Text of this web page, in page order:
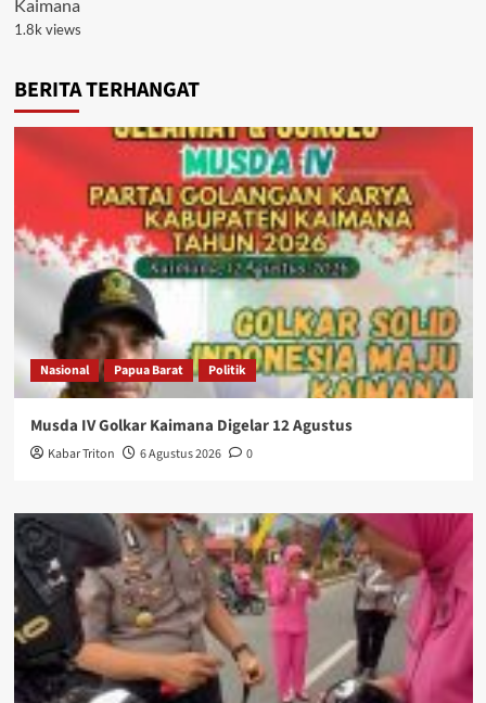
Kaimana
1.8k views
BERITA TERHANGAT
Nasional Papua Barat Politik
Musda IV Golkar Kaimana Digelar 12 Agustus
Kabar Triton 6 Agustus 2026 0